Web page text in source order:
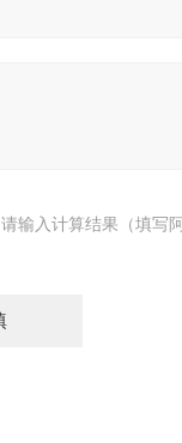
请输入计算结果（填写